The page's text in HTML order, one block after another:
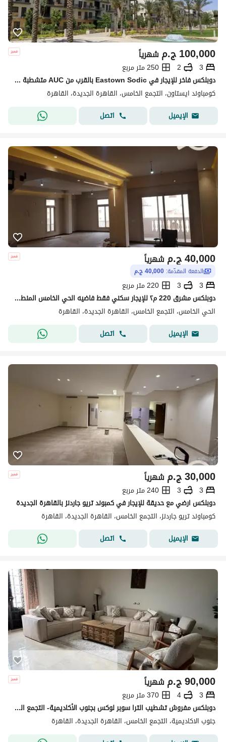
ج.م100,000 شهرياً
3
2
250 متر مربع
دوبلكس فاخر للإيجار في Eastown Sodic بالقرب من AUC متشطبة سوبر لوكس بالمطبخ التجمع الخامس new cairo
كومباوند ايستاون، التجمع الخامس، القاهرة الجديدة، القاهرة
الإيميل
اتصل
ج.م40,000 شهرياً
الدفعة المقدّمة: 40,000 ج.م
3
3
220 متر مربع
دوبلكس مشرق 220 م٢ للإيجار سكني فقط فاضيه الحي الخامس المنطقه التانيه التجمع الخامس فيلات دور اول وتاني بحريه مطله علي الحديقه الخلفيه
الحي الخامس، التجمع الخامس، القاهرة الجديدة، القاهرة
الإيميل
اتصل
ج.م30,000 شهرياً
3
3
240 متر مربع
دوبلكس ارضي مع حديقة للإيجار في كمبوند تريو جاردنز بالقاهرة الجديدة
كومباوند تريو جاردنز، التجمع الخامس، القاهرة الجديدة، القاهرة
الإيميل
اتصل
ج.م90,000 شهرياً
3
4
370 متر مربع
دوبلكس مفروش تشطيب الترا سوبر لوكس بجنوب الأكاديمية- التجمع الخامس موقع متميز فيو مفتوح بالقرب من جميع الخدمات امن وحراسه الترا سوبر لوكس
جنوب الاكاديمية، التجمع الخامس، القاهرة الجديدة، القاهرة